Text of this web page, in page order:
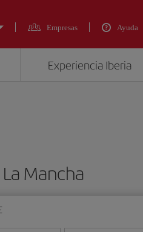
Empresas Ayuda
Experiencia Iberia
Mancha